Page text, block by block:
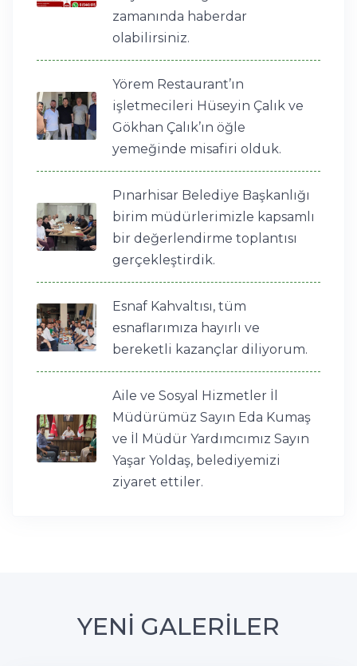
zamanında haberdar
olabilirsiniz.
Yörem Restaurant’ın
işletmecileri Hüseyin Çalık ve
Gökhan Çalık’ın öğle
yemeğinde misafiri olduk.
Pınarhisar Belediye Başkanlığı
birim müdürlerimizle kapsamlı
bir değerlendirme toplantısı
gerçekleştirdik.
Esnaf Kahvaltısı, tüm
esnaflarımıza hayırlı ve
bereketli kazançlar diliyorum.
Aile ve Sosyal Hizmetler İl
Müdürümüz Sayın Eda Kumaş
ve İl Müdür Yardımcımız Sayın
Yaşar Yoldaş, belediyemizi
ziyaret ettiler.
YENİ GALERİLER